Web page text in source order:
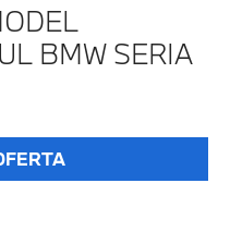
BMW SERIA